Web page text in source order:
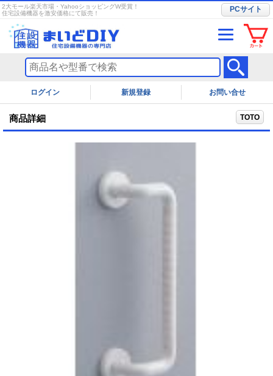
2大モール楽天市場・YahooショッピングW受賞！
住宅設備機器を激安価格にて販売！
PCサイト
ログイン お問い合せ
商品詳細 TOTO